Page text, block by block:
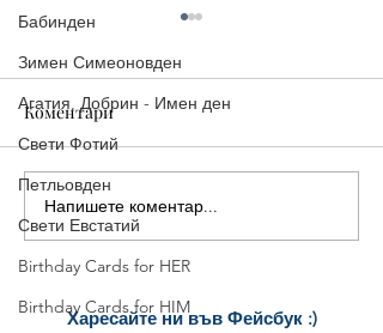
Бабинден
Зимен Симеоновден
Агатия, Добрин - Имен ден
Свети Фотий
Петльовден
Свети Евстатий
Birthday Cards for HER
Birthday Cards for HIM
5 страхотни картички за
Рожден ден, които да
споделиш веднага
Коментари
Напишете коментар...
Харесайте нивъв Фейсбук :)